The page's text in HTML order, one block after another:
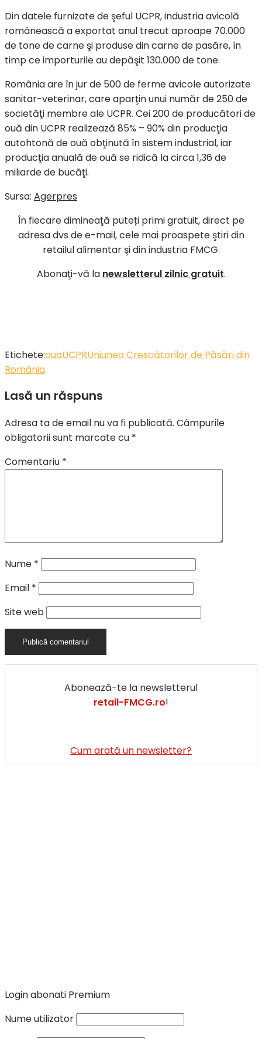
Din datele furnizate de şeful UCPR, industria avicolă
românească a exportat anul trecut aproape 70.000
de tone de carne şi produse din carne de pasăre, în
timp ce importurile au depăşit 130.000 de tone.
România are în jur de 500 de ferme avicole autorizate
sanitar-veterinar, care aparţin unui număr de 250 de
societăţi membre ale UCPR. Cei 200 de producători de
ouă din UCPR realizează 85% – 90% din producţia
autohtonă de ouă obţinută în sistem industrial, iar
producţia anuală de ouă se ridică la circa 1,36 de
miliarde de bucăţi.
Sursa: Agerpres
În fiecare dimineaţă puteți primi gratuit, direct pe
adresa dvs de e-mail, cele mai proaspete ştiri din
retailul alimentar şi din industria FMCG.
Abonaţi-vă la newsletterul zilnic gratuit.
Etichete:ouaUCPRUniunea Crescătorilor de Păsări din
România
Lasă un răspuns
Adresa ta de email nu va fi publicată. Câmpurile
obligatorii sunt marcate cu *
Comentariu *
Nume *
Email *
Site web
Abonează-te la newsletterul
retail-FMCG.ro!
Cum arată un newsletter?
Login abonati Premium
Nume utilizator